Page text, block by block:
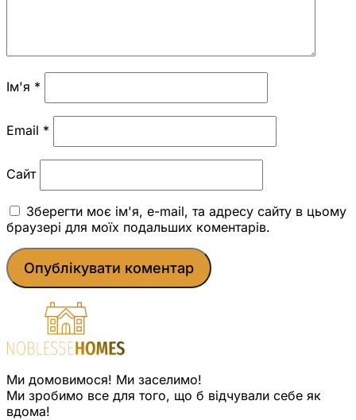
Ім'я *
Email *
Сайт
Зберегти моє ім'я, e-mail, та адресу сайту в цьому
браузері для моїх подальших коментарів.
Ми домовимося! Ми заселимо!
Ми зробимо все для того, що б відчували себе як
вдома!